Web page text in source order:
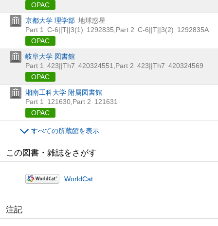
OPAC
京都大学 理学部 地球惑星
Part 1
C-6||T||3(1) 1292835 Part 2 C-6||T||3(2) 1292835A
OPAC
岐阜大学 図書館
Part 1
423||Th7 420324551 Part 2 423||Th7 420324569
OPAC
湘南工科大学 附属図書館
Part 1
121630 Part 2 121631
OPAC
すべての所蔵館を表示
この図書・雑誌をさがす
WorldCat
注記